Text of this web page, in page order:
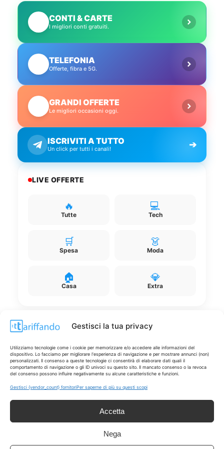
Gestisci la tua privacy
Utilizziamo tecnologie come i cookie per memorizzare e/o accedere alle informazioni del
dispositivo. Lo facciamo per migliorare l'esperienza di navigazione e per mostrare annunci (non)
personalizzati. Il consenso a queste tecnologie ci consentirà di elaborare dati quali il
comportamento di navigazione o gli ID univoci su questo sito. Il mancato consenso o la revoca
del consenso possono influire negativamente su alcune caratteristiche e funzioni.
Gestisci {vendor_count} fornitoriPer saperne di più su questi scopi
Accetta
Nega
CONTI & CARTE
I migliori conti gratuiti.
TELEFONIA
Offerte, fibra e 5G.
GRANDI OFFERTE
Le migliori occasioni oggi.
ISCRIVITI A TUTTO
Un click per tutti i canali! ➔
LIVE OFFERTE
🔥
Tutte
💻
Tech
🛒
Spesa
👗
Moda
🏠
Casa
💎
Extra
Disclaimer
I marchi citati appartengono ai rispettivi proprietari. Le offerte
segnalate possono subire variazioni: verifica sempre le condizioni